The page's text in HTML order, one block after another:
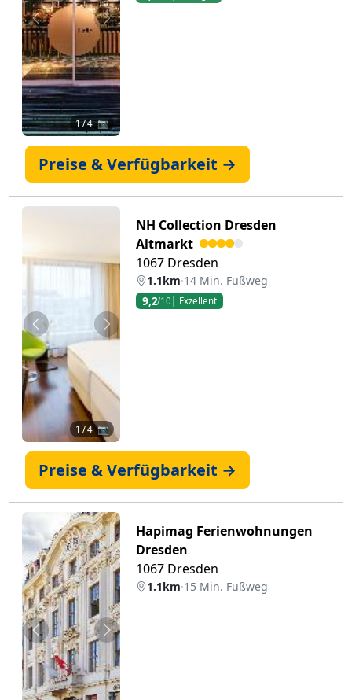
Zurück Weiter
1/ 4 📷
Preise & Verfügbarkeit →
Zurück Weiter
1 / 4 📷
NH Collection Dresden
Altmarkt
1067 Dresden
1.1km·14 Min. Fußweg
9,2/10 Exzellent
Preise & Verfügbarkeit →
Zurück Weiter
Hapimag Ferienwohnungen
Dresden
1067 Dresden
1.1km·15 Min. Fußweg